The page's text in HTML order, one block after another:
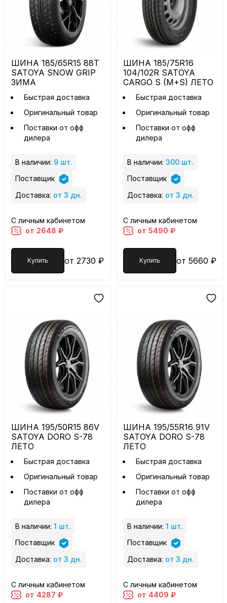
ШИНА 185/65R15 88T
SATOYA SNOW GRIP
ЗИМА
Быстрая доставка
Оригинальный товар
Поставки от офф
дилера
В наличии: 9 шт.
Поставщик
Доставка: от 3 дн.
С личным кабинетом
от 2648 ₽
Купить от 2730 ₽
ШИНА 185/75R16
104/102R SATOYA
CARGO S (M+S) ЛЕТО
Быстрая доставка
Оригинальный товар
Поставки от офф
дилера
В наличии: 300 шт.
Поставщик
Доставка: от 3 дн.
С личным кабинетом
от 5490 ₽
Купить от 5660 ₽
ШИНА 195/50R15 86V
SATOYA DORO S-78
ЛЕТО
Быстрая доставка
Оригинальный товар
Поставки от офф
дилера
В наличии: 1 шт.
Поставщик
Доставка: от 3 дн.
С личным кабинетом
от 4287 ₽
ШИНА 195/55R16 91V
SATOYA DORO S-78
ЛЕТО
Быстрая доставка
Оригинальный товар
Поставки от офф
дилера
В наличии: 1 шт.
Поставщик
Доставка: от 3 дн.
С личным кабинетом
от 4409 ₽